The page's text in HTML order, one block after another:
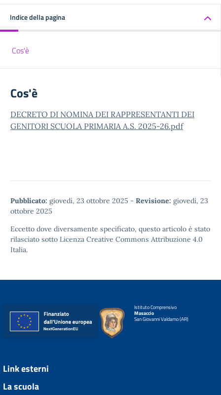
Indice della pagina
Cos'è
Cos'è
DECRETO DI NOMINA DEI RAPPRESENTANTI DEI
GENITORI SCUOLA PRIMARIA A.S. 2025-26.pdf
Pubblicato: giovedì, 23 ottobre 2025 - Revisione: giovedì, 23
ottobre 2025
Eccetto dove diversamente specificato, questo articolo è stato
rilasciato sotto Licenza Creative Commons Attribuzione 4.0
Italia.
Istituto Comprensivo
Masaccio
San Giovanni Valdarno (AR)
Link esterni
La scuola